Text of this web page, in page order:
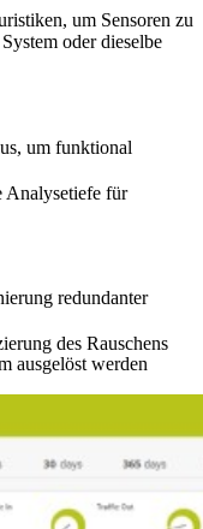
um Sensoren zu
oder dieselbe
um funktional
Analysetiefe für
redundanter
des Rauschens
ausgelöst werden